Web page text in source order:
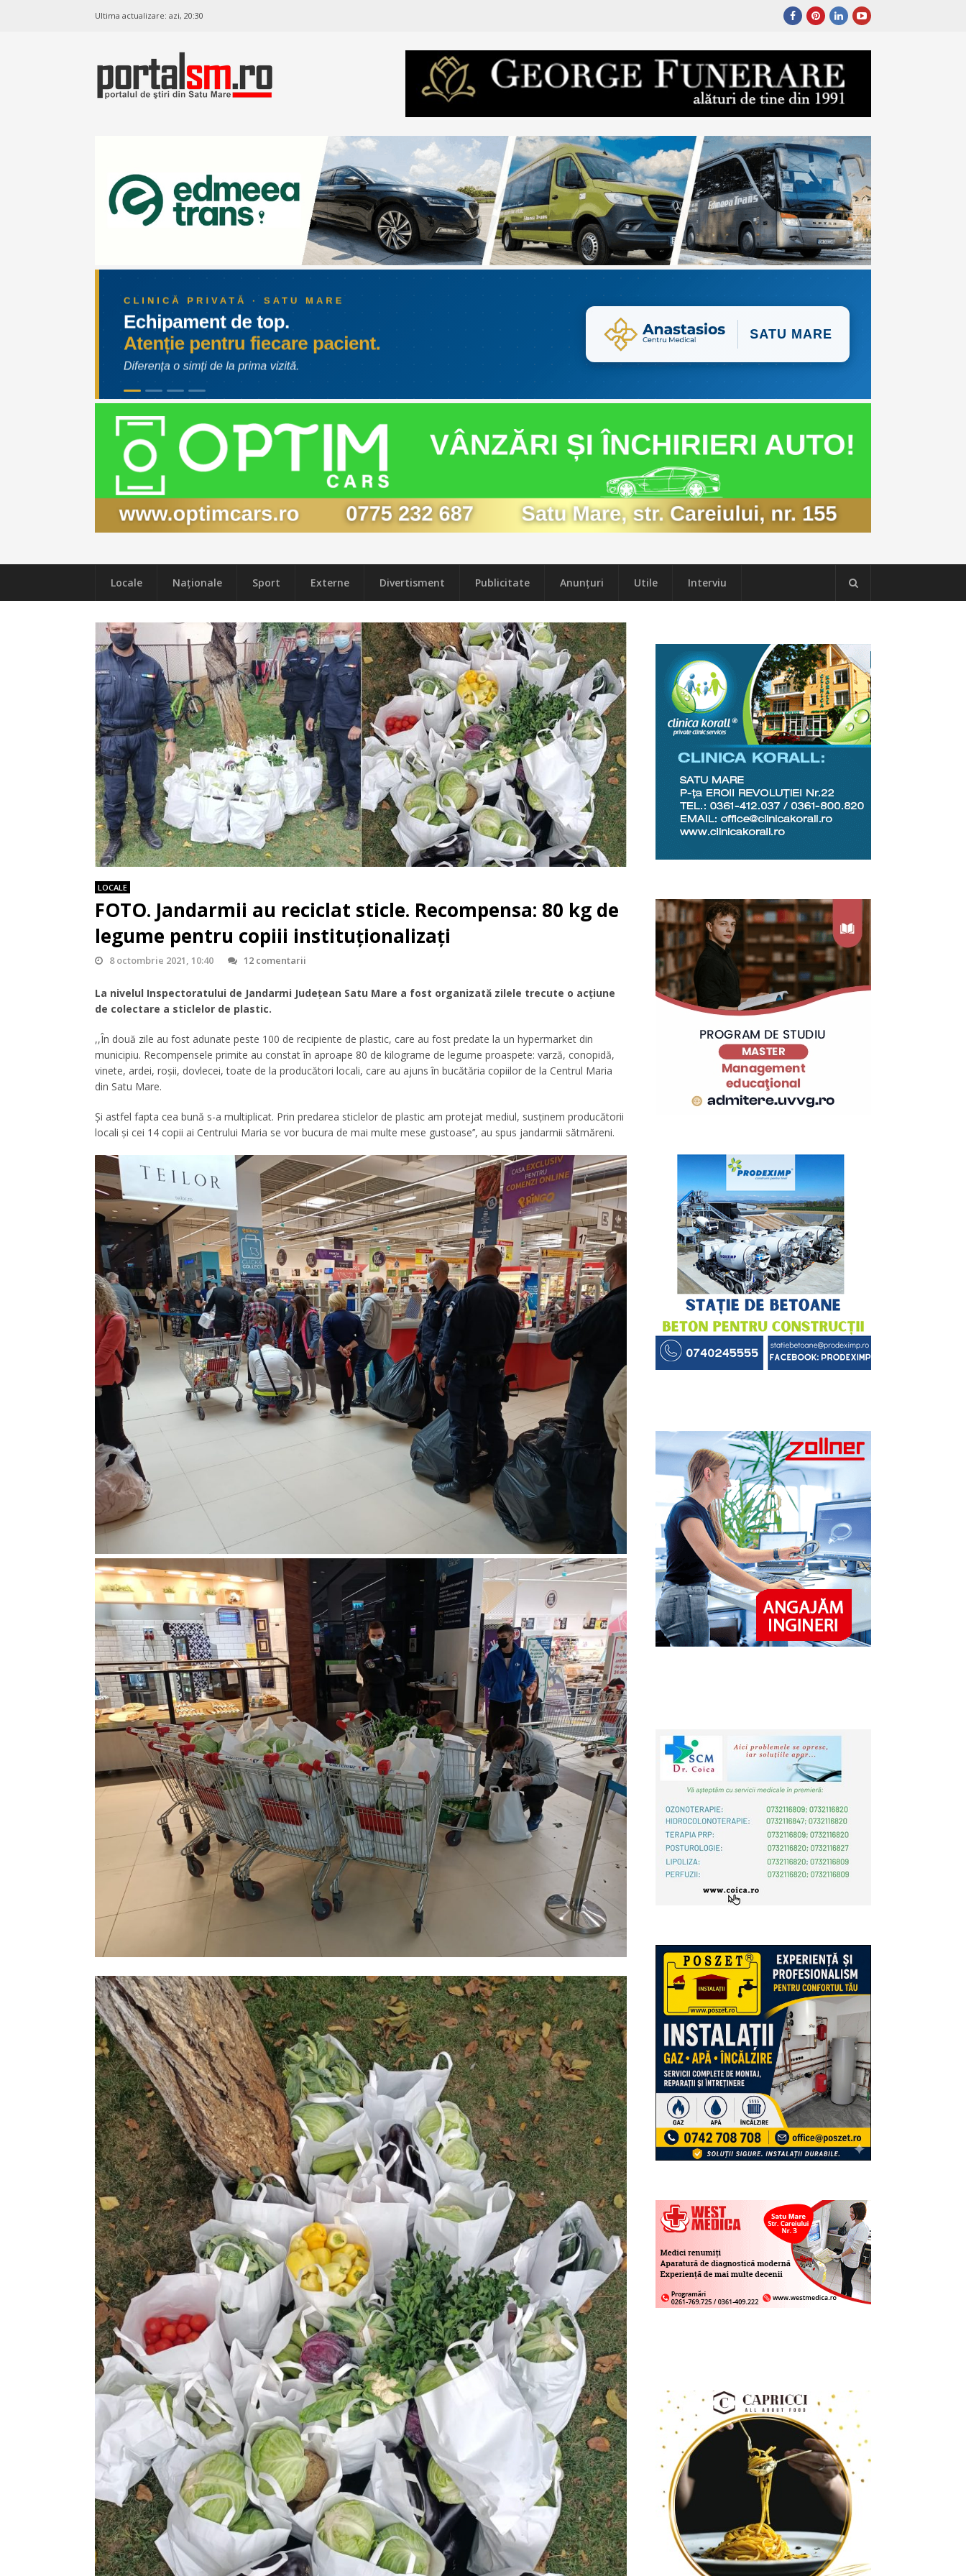
Ultima actualizare: azi, 20:30
Locale Naţionale Sport Externe Divertisment Publicitate Anunțuri Utile Interviu
LOCALE
FOTO. Jandarmii au reciclat sticle. Recompensa: 80 kg de
legume pentru copiii instituționalizați
8 octombrie 2021, 10:40 12 comentarii
La nivelul Inspectoratului de Jandarmi Județean Satu Mare a fost organizată zilele trecute o acțiune
de colectare a sticlelor de plastic.
,,În două zile au fost adunate peste 100 de recipiente de plastic, care au fost predate la un hypermarket din
municipiu. Recompensele primite au constat în aproape 80 de kilograme de legume proaspete: varză, conopidă,
vinete, ardei, roșii, dovlecei, toate de la producători locali, care au ajuns în bucătăria copiilor de la Centrul Maria
din Satu Mare.
Și astfel fapta cea bună s-a multiplicat. Prin predarea sticlelor de plastic am protejat mediul, susținem producătorii
locali și cei 14 copii ai Centrului Maria se vor bucura de mai multe mese gustoase’’, au spus jandarmii sătmăreni.